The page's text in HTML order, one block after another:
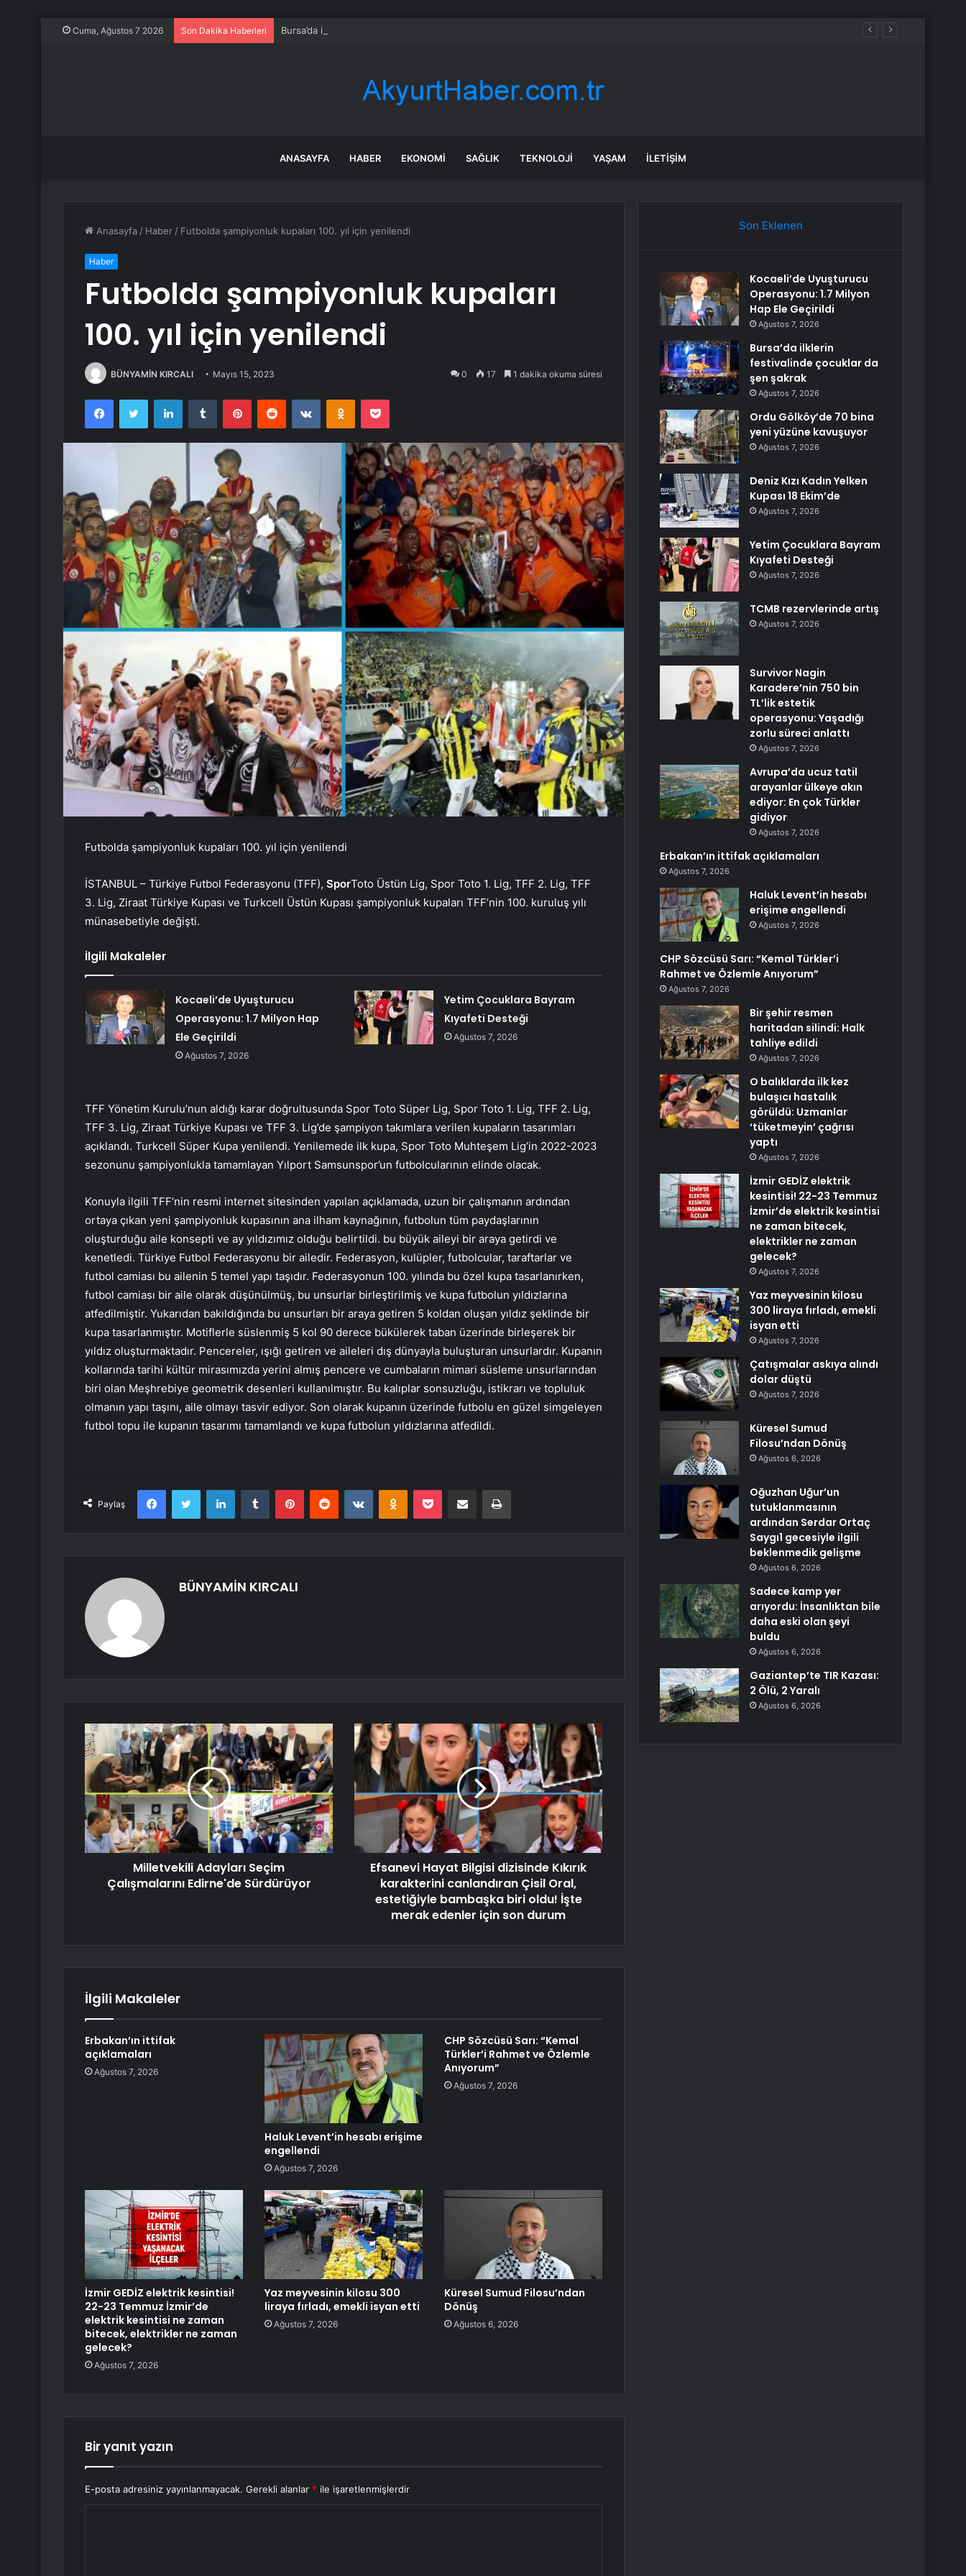
Cuma, Ağustos 7 2026 Son Dakika Haberleri Bursa’da ilklerin festivalinde çocuklar da şen şakrak
ANASAYFA HABER EKONOMI SAĞLIK TEKNOLOJI YAŞAM İLETIŞIM
Anasayfa / Haber / Futbolda şampiyonluk kupaları 100. yıl için yenilendi
Haber
Futbolda şampiyonluk kupaları
100. yıl için yenilendi
BÜNYAMİN KIRCALI Mayıs 15, 2023 0 17 1 dakika okuma süresi
FacebookTwitter LinkedInTumblr PinterestReddit VKontakteOdnoklassniki
Pocket
Futbolda şampiyonluk kupaları 100. yıl için yenilendi
İSTANBUL – Türkiye Futbol Federasyonu (TFF), SporToto Üstün Lig, Spor Toto 1. Lig, TFF 2. Lig, TFF
3. Lig, Ziraat Türkiye Kupası ve Turkcell Üstün Kupası şampiyonluk kupaları TFF’nin 100. kuruluş yılı
münasebetiyle değişti.
İlgili Makaleler
Kocaeli’de Uyuşturucu
Operasyonu: 1.7 Milyon Hap
Ele Geçirildi
Ağustos 7, 2026
Yetim Çocuklara Bayram
Kıyafeti Desteği
Ağustos 7, 2026
TFF Yönetim Kurulu’nun aldığı karar doğrultusunda Spor Toto Süper Lig, Spor Toto 1. Lig, TFF 2. Lig,
TFF 3. Lig, Ziraat Türkiye Kupası ve TFF 3. Lig’de şampiyon takımlara verilen kupaların tasarımları
açıklandı. Turkcell Süper Kupa yenilendi. Yenilemede ilk kupa, Spor Toto Muhteşem Lig’in 2022-2023
sezonunu şampiyonlukla tamamlayan Yılport Samsunspor’un futbolcularının elinde olacak.
Konuyla ilgili TFF’nin resmi internet sitesinden yapılan açıklamada, uzun bir çalışmanın ardından
ortaya çıkan yeni şampiyonluk kupasının ana ilham kaynağının, futbolun tüm paydaşlarının
oluşturduğu aile konsepti ve ay yıldızımız olduğu belirtildi. bu büyük aileyi bir araya getirdi ve
kenetledi. Türkiye Futbol Federasyonu bir ailedir. Federasyon, kulüpler, futbolcular, taraftarlar ve
futbol camiası bu ailenin 5 temel yapı taşıdır. Federasyonun 100. yılında bu özel kupa tasarlanırken,
futbol camiası bir aile olarak düşünülmüş, bu unsurlar birleştirilmiş ve kupa futbolun yıldızlarına
atfedilmiştir. Yukarıdan bakıldığında bu unsurları bir araya getiren 5 koldan oluşan yıldız şeklinde bir
kupa tasarlanmıştır. Motiflerle süslenmiş 5 kol 90 derece bükülerek taban üzerinde birleşerek bir
yıldız oluşturmaktadır. Pencereler, ışığı getiren ve aileleri dış dünyayla buluşturan unsurlardır. Kupanın
kollarında tarihi kültür mirasımızda yerini almış pencere ve cumbaların mimari süsleme unsurlarından
biri olan Meşhrebiye geometrik desenleri kullanılmıştır. Bu kalıplar sonsuzluğu, istikrarı ve topluluk
olmanın yapı taşını, aile olmayı tasvir ediyor. Son olarak kupanın üzerinde futbolu en güzel simgeleyen
futbol topu ile kupanın tasarımı tamamlandı ve kupa futbolun yıldızlarına atfedildi.
Paylaş
FacebookTwitter LinkedInTumblr PinterestReddit VKontakteOdnoklassniki
Pocket E-Posta ile paylaş Yazdır
BÜNYAMİN KIRCALI
Milletvekili Adayları Seçim
Çalışmalarını Edirne'de Sürdürüyor
Efsanevi Hayat Bilgisi dizisinde Kıkırık
karakterini canlandıran Çisil Oral,
estetiğiyle bambaşka biri oldu! İşte
merak edenler için son durum
İlgili Makaleler
Erbakan’ın ittifak
açıklamaları
Ağustos 7, 2026
Haluk Levent’in hesabı erişime
engellendi
Ağustos 7, 2026
CHP Sözcüsü Sarı: “Kemal
Türkler’i Rahmet ve Özlemle
Anıyorum”
Ağustos 7, 2026
İzmir GEDİZ elektrik kesintisi!
22-23 Temmuz İzmir’de
elektrik kesintisi ne zaman
bitecek, elektrikler ne zaman
gelecek?
Ağustos 7, 2026
Yaz meyvesinin kilosu 300
liraya fırladı, emekli isyan etti
Ağustos 7, 2026
Küresel Sumud Filosu’ndan
Dönüş
Ağustos 6, 2026
Bir yanıt yazın
E-posta adresiniz yayınlanmayacak. Gerekli alanlar * ile işaretlenmişlerdir
Son Eklenen
Kocaeli’de Uyuşturucu
Operasyonu: 1.7 Milyon
Hap Ele Geçirildi
Ağustos 7, 2026
Bursa’da ilklerin
festivalinde çocuklar da
şen şakrak
Ağustos 7, 2026
Ordu Gölköy’de 70 bina
yeni yüzüne kavuşuyor
Ağustos 7, 2026
Deniz Kızı Kadın Yelken
Kupası 18 Ekim’de
Ağustos 7, 2026
Yetim Çocuklara Bayram
Kıyafeti Desteği
Ağustos 7, 2026
TCMB rezervlerinde artış
Ağustos 7, 2026
Survivor Nagin
Karadere’nin 750 bin
TL’lik estetik
operasyonu: Yaşadığı
zorlu süreci anlattı
Ağustos 7, 2026
Avrupa’da ucuz tatil
arayanlar ülkeye akın
ediyor: En çok Türkler
gidiyor
Ağustos 7, 2026
Erbakan’ın ittifak açıklamaları
Ağustos 7, 2026
Haluk Levent’in hesabı
erişime engellendi
Ağustos 7, 2026
CHP Sözcüsü Sarı: “Kemal Türkler’i
Rahmet ve Özlemle Anıyorum”
Ağustos 7, 2026
Bir şehir resmen
haritadan silindi: Halk
tahliye edildi
Ağustos 7, 2026
O balıklarda ilk kez
bulaşıcı hastalık
görüldü: Uzmanlar
‘tüketmeyin’ çağrısı
yaptı
Ağustos 7, 2026
İzmir GEDİZ elektrik
kesintisi! 22-23 Temmuz
İzmir’de elektrik kesintisi
ne zaman bitecek,
elektrikler ne zaman
gelecek?
Ağustos 7, 2026
Yaz meyvesinin kilosu
300 liraya fırladı, emekli
isyan etti
Ağustos 7, 2026
Çatışmalar askıya alındı
dolar düştü
Ağustos 7, 2026
Küresel Sumud
Filosu’ndan Dönüş
Ağustos 6, 2026
Oğuzhan Uğur’un
tutuklanmasının
ardından Serdar Ortaç
Saygı1 gecesiyle ilgili
beklenmedik gelişme
Ağustos 6, 2026
Sadece kamp yer
arıyordu: İnsanlıktan bile
daha eski olan şeyi
buldu
Ağustos 6, 2026
Gaziantep’te TIR Kazası:
2 Ölü, 2 Yaralı
Ağustos 6, 2026